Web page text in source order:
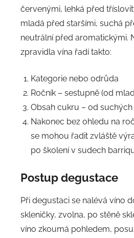
červenými, lehká před
mladá před staršími, suchá
neutrální před aromatickými.
zpravidla vína řadí takto:
Kategorie nebo odrůda
Ročník – sestupně (od
Obsah cukru – od suchých
Nakonec bez ohledu na
se mohou řadit zvláště
po školení v sudech
Postup degustace
Při degustaci se nalévá víno
skleničky, zvolna, po stěně
víno zkoumá pohledem,